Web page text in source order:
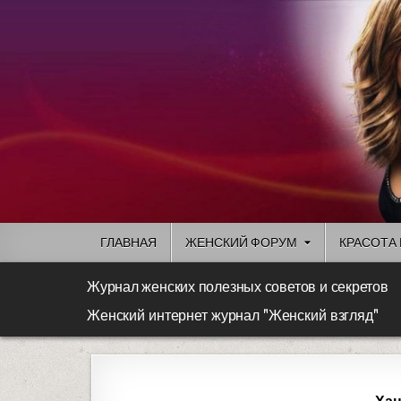
ГЛАВНАЯ ЖЕНСКИЙ ФОРУМ КРАСОТА
Журнал женских полезных советов и секретов
Женский интернет журнал "Женский взгляд"